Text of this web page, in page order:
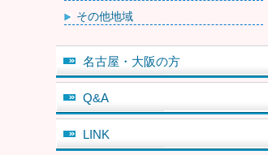
その他地域
名古屋・大阪の方
Q&A
LINK